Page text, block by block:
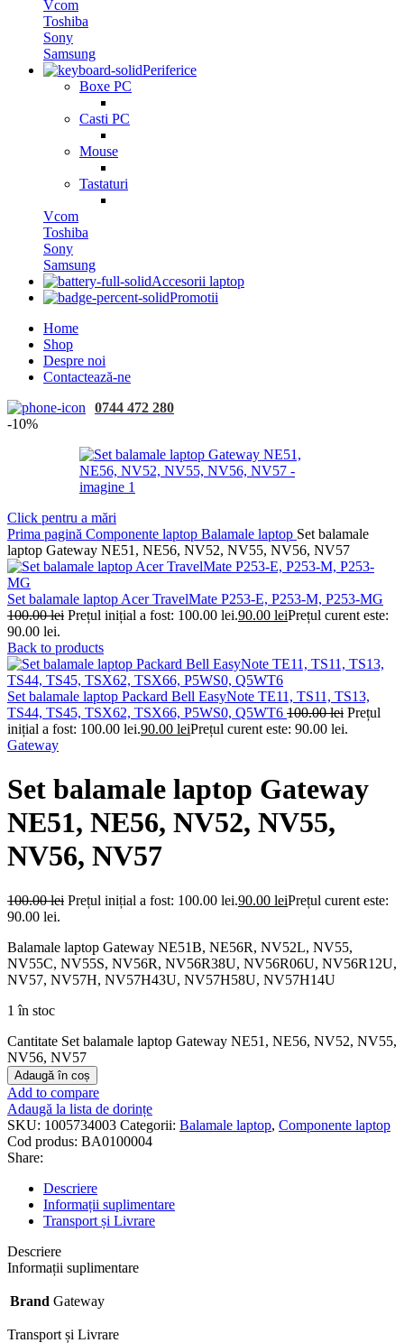
Vcom
Toshiba
Sony
Samsung
Periferice
Boxe PC
Casti PC
Mouse
Tastaturi
Vcom
Toshiba
Sony
Samsung
Accesorii laptop
Promotii
Home
Shop
Despre noi
Contactează-ne
0744 472 280
-10%
Click pentru a mări
Prima pagină Componente laptop Balamale laptop Set balamale
laptop Gateway NE51, NE56, NV52, NV55, NV56, NV57
Set balamale laptop Acer TravelMate P253-E, P253-M, P253-MG
100.00lei Prețul inițial a fost: 100.00 lei.90.00 leiPrețul curent este:
90.00 lei.
Back to products
Set balamale laptop Packard Bell EasyNote TE11, TS11, TS13,
TS44, TS45, TSX62, TSX66, P5WS0, Q5WT6 100.00lei Prețul
inițial a fost: 100.00 lei.90.00 leiPrețul curent este: 90.00 lei.
Gateway
Set balamale laptop Gateway
NE51, NE56, NV52, NV55,
NV56, NV57
100.00lei Prețul inițial a fost: 100.00 lei.90.00 leiPrețul curent este:
90.00 lei.
Balamale laptop Gateway NE51B, NE56R, NV52L, NV55,
NV55C, NV55S, NV56R, NV56R38U, NV56R06U, NV56R12U,
NV57, NV57H, NV57H43U, NV57H58U, NV57H14U
1 în stoc
Cantitate Set balamale laptop Gateway NE51, NE56, NV52, NV55,
NV56, NV57
Adaugă în coș
Add to compare
Adaugă la lista de dorințe
SKU: 1005734003 Categorii: Balamale laptop, Componente laptop
Cod produs: BA0100004
Share:
Descriere
Informații suplimentare
Transport și Livrare
Descriere
Informații suplimentare
Brand Gateway
Transport și Livrare